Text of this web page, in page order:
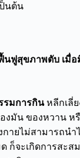
นต้น
นฟูสุขภาพตับ เมื่อ
รมการกินหลีกเลี่ย
งมัน ของหวาน ห
กายไม่สามารถน
ก็จะเกิดการสะส